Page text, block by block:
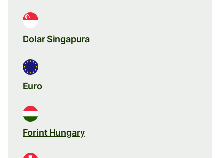
Dolar Singapura
Euro
Forint Hungary